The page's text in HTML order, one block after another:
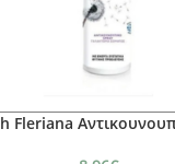
Fleriana